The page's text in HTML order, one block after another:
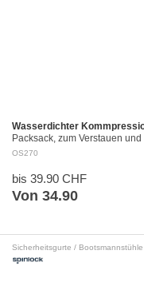
Wasserdichter
Packsack, zum Verstauen
Reisetasche. Leicht und
OS270
bis 39.90 CHF
Von 34.90
Sicherheitsgurte / Bootsmannstühle